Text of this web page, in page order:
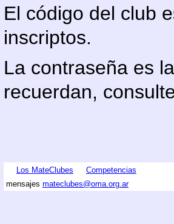
El código del club
inscriptos.
La contraseña es
recuerdan,
Los MateClubes
Competencias
mensajes mateclubes@oma.org.ar